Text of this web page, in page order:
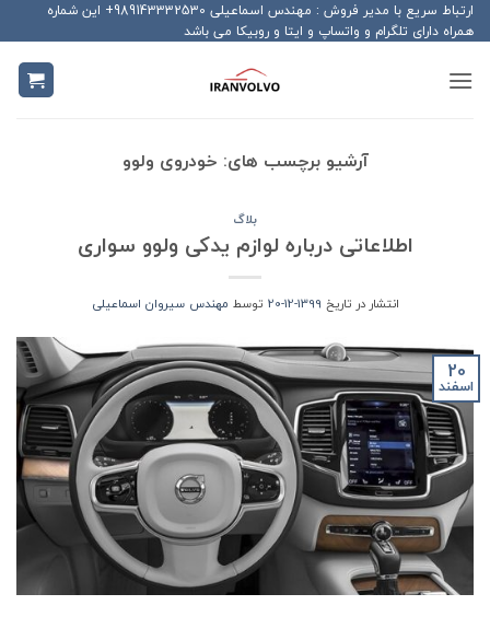
Skip
to
content
ارتباط سریع با مدیر فروش : مهندس اسماعیلی 989143332530+ این شماره
همراه دارای تلگرام و واتساپ و ایتا و روبیکا می باشد
آرشیو برچسب های: خودروی ولوو
بلاگ
اطلاعاتی درباره لوازم یدکی ولوو سواری
انتشار در تاریخ 1399-12-20 توسط مهندس سیروان اسماعیلی
20
اسفند